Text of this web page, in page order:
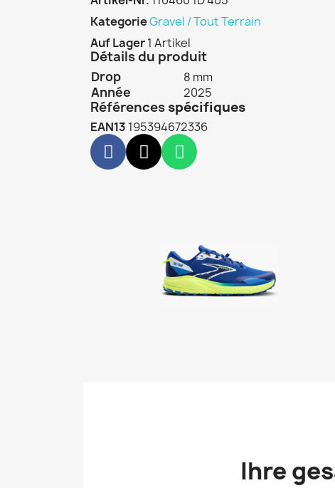
KategorieGravel / Tout Terrain
Auf Lager1 Artikel
Détails du produit
Drop 8 mm
Année 2025
Références spécifiques
EAN13 195394672336
Ihre